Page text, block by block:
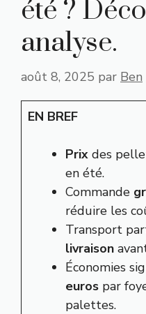
été ?
analyse.
août 8, 2025 par Ben
EN BREF
Prix des
en été.
Commande
réduire les
Transport
livraison
Économies
euros par
palettes.